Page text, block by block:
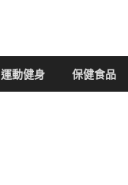
運動健身 保健食品